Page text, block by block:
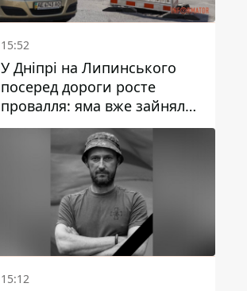
15:52
У Дніпрі на Липинського
посеред дороги росте
провалля: яма вже зайняла
смугу руху
15:12